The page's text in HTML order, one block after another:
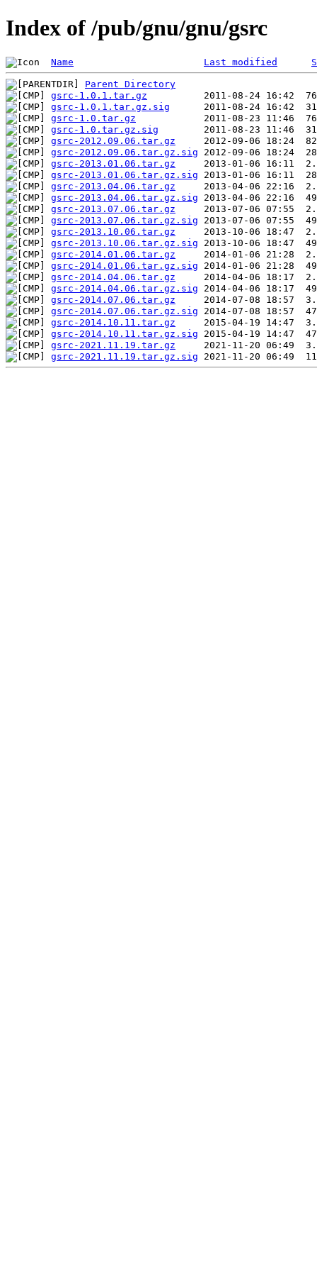
Index of /pub/gnu/gnu/gsrc
Name Last modified
Parent Directory
gsrc-1.0.1.tar.gz
gsrc-1.0.1.tar.gz.sig
gsrc-1.0.tar.gz
gsrc-1.0.tar.gz.sig
gsrc-2012.09.06.tar.gz
gsrc-2012.09.06.tar.gz.sig
gsrc-2013.01.06.tar.gz
gsrc-2013.01.06.tar.gz.sig
gsrc-2013.04.06.tar.gz
gsrc-2013.04.06.tar.gz.sig
gsrc-2013.07.06.tar.gz
gsrc-2013.07.06.tar.gz.sig
gsrc-2013.10.06.tar.gz
gsrc-2013.10.06.tar.gz.sig
gsrc-2014.01.06.tar.gz
gsrc-2014.01.06.tar.gz.sig
gsrc-2014.04.06.tar.gz
gsrc-2014.04.06.tar.gz.sig
gsrc-2014.07.06.tar.gz
gsrc-2014.07.06.tar.gz.sig
gsrc-2014.10.11.tar.gz
gsrc-2014.10.11.tar.gz.sig
gsrc-2021.11.19.tar.gz
gsrc-2021.11.19.tar.gz.sig